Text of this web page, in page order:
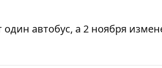
автобус, а 2 ноября